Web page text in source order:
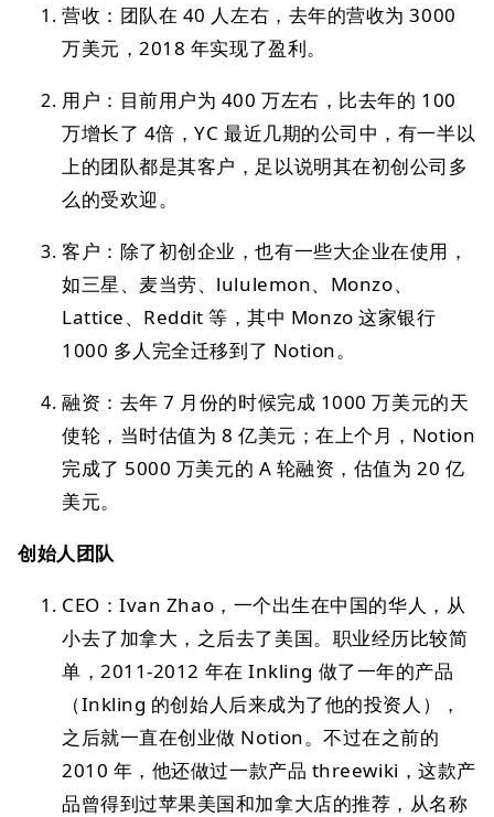
营收：团队在 40 人左右，去年的营收为 3000
万美元，2018 年实现了盈利。
用户：目前用户为 400 万左右，比去年的 100
万增长了 4倍，YC 最近几期的公司中，有一半以
上的团队都是其客户，足以说明其在初创公司多
么的受欢迎。
客户：除了初创企业，也有一些大企业在使用，
如三星、麦当劳、lululemon、Monzo、
Lattice、Reddit 等，其中 Monzo 这家银行
1000 多人完全迁移到了 Notion。
融资：去年 7 月份的时候完成 1000 万美元的天
使轮，当时估值为 8 亿美元；在上个月，Notion
完成了 5000 万美元的 A 轮融资，估值为 20 亿
美元。
创始人团队
CEO：Ivan Zhao，一个出生在中国的华人，从
小去了加拿大，之后去了美国。职业经历比较简
单，2011-2012 年在 Inkling 做了一年的产品
（Inkling 的创始人后来成为了他的投资人），
之后就一直在创业做 Notion。不过在之前的
2010 年，他还做过一款产品 threewiki，这款产
品曾得到过苹果美国和加拿大店的推荐，从名称